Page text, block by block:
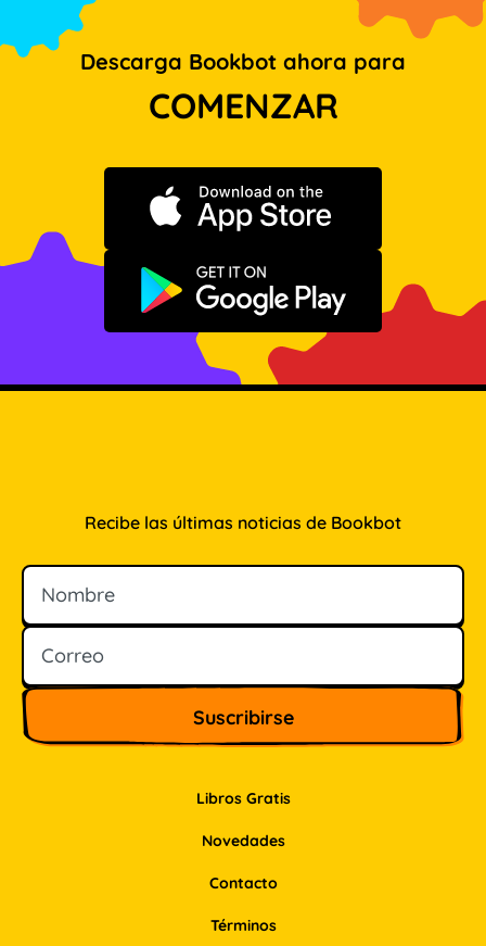
Descarga Bookbot ahora para
COMENZAR
Descargar en App Store
Disponible en Google Play
Libros Gratis
Novedades
Contacto
Recibe las últimas noticias de Bookbot
Nombre
Correo
Términos